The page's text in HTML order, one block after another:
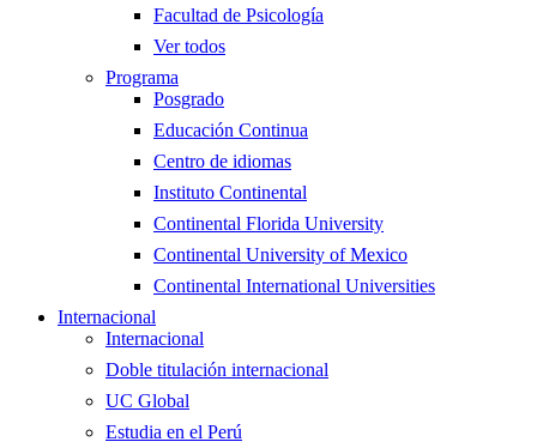
Facultad de Psicología
Ver todos
Programa
Posgrado
Educación Continua
Centro de idiomas
Instituto Continental
Continental Florida University
Continental University of Mexico
Continental International Universities
Internacional
Internacional
Doble titulación internacional
UC Global
Estudia en el Perú